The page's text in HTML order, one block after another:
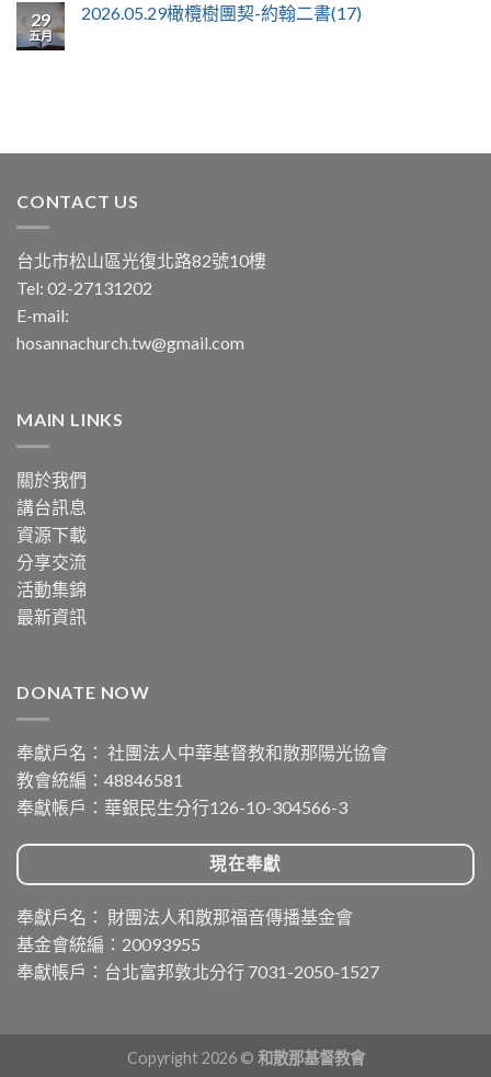
29
五月
2026.05.29橄欖樹團契-約翰二書(17)
CONTACT US
台北市松山區光復北路82號10樓
Tel: 02-27131202
E-mail:
hosannachurch.tw@gmail.com
MAIN LINKS
關於我們
講台訊息
資源下載
分享交流
活動集錦
最新資訊
DONATE NOW
奉獻戶名： 社團法人中華基督教和散那陽光協會
教會統編：48846581
奉獻帳戶：華銀民生分行126-10-304566-3
現在奉獻
奉獻戶名： 財團法人和散那福音傳播基金會
基金會統編：20093955
奉獻帳戶：台北富邦敦北分行 7031-2050-1527
Copyright 2026 © 和散那基督教會